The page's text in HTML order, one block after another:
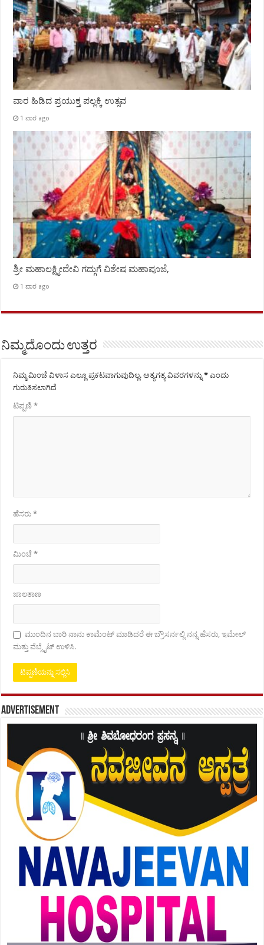
ವಾರ ಹಿಡಿದ ಪ್ರಯುಕ್ತ ಪಲ್ಲಕ್ಕಿ ಉತ್ಸವ
1 ವಾರ ago
ಶ್ರೀ ಮಹಾಲಕ್ಷ್ಮೀದೇವಿ ಗದ್ಗುಗೆ ವಿಶೇಷ ಮಹಾಪೂಜೆ,
1 ವಾರ ago
ನಿಮ್ಮದೊಂದು ಉತ್ತರ
ನಿಮ್ಮ ಮಿಂಚೆ ವಿಳಾಸ ಎಲ್ಲೂ ಪ್ರಕಟವಾಗುವುದಿಲ್ಲ. ಅತ್ಯಗತ್ಯ ವಿವರಗಳನ್ನು* ಎಂದು
ಗುರುತಿಸಲಾಗಿದೆ
ಟಿಪ್ಪಣಿ*
ಹೆಸರು*
ಮಿಂಚೆ*
ಜಾಲತಾಣ
ಮುಂದಿನ ಬಾರಿ ನಾನು ಕಾಮೆಂಟ್ ಮಾಡಿದರೆ ಈ ಬ್ರೌಸರ್ನಲ್ಲಿ ನನ್ನ ಹೆಸರು, ಇಮೇಲ್
ಮತ್ತು ವೆಬ್ಸೈಟ್ ಉಳಿಸಿ.
Advertisement